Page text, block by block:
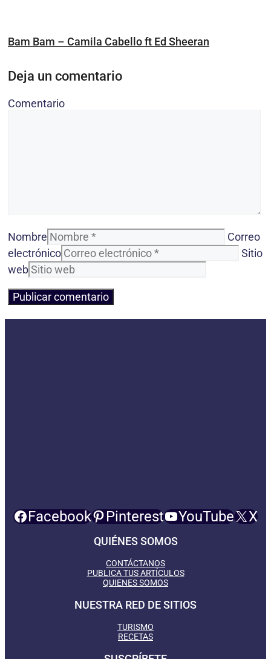
Bam Bam – Camila Cabello ft Ed Sheeran
Deja un comentario
Comentario
Nombre
Correo
electrónico
Sitio
web
Facebook Pinterest YouTube X
QUIÉNES SOMOS
CONTÁCTANOS
PUBLICA TUS ARTÍCULOS
QUIENES SOMOS
NUESTRA RED DE SITIOS
TURISMO
RECETAS